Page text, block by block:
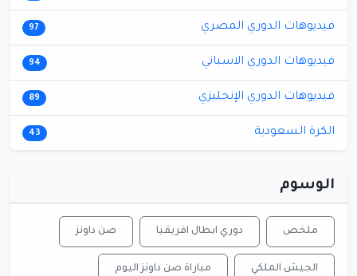
فيديوهات الدوري المصري 97
فيديوهات الدوري الاسباني 94
فيديوهات الدوري الإنجليزي 89
الكرة السعودية 43
الوسوم
ملخص دوري ابطال افريقيا صن داونز
الجيش الملكي مباراة صن داونز اليوم